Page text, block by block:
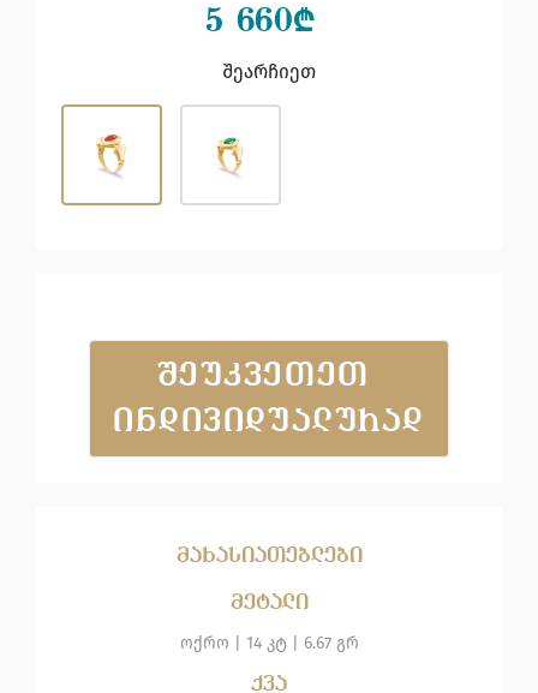
5 660₾
შეარჩიეთ
ᲨᲔᲣᲙᲕᲔᲗᲔᲗ
ᲘᲜᲓᲘᲕᲘᲓᲣᲐᲚᲣᲠᲐᲓ
მახასიათებლები
მეტალი
ოქრო 14 კტ | 6.67 გრ
ქვა